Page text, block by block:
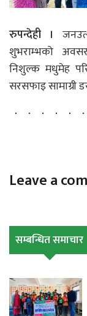
रुपन्देही ।
शुभराम्भको
निशुल्क मधुमेह
सरसफाइ सामाग्री
Leave a
सम्बन्धित समाचार